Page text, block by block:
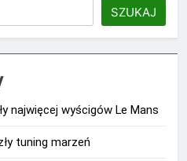
SZUKAJ
najwięcej wyścigów Le Mans
tuning marzeń